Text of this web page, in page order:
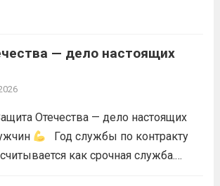
— дело настоящих
Отечества — дело настоящих
Год службы по контракту
как срочная служба.